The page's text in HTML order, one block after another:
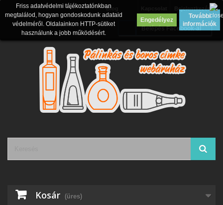
Bejelentkezés
Blog
Belépés Facebook-al
Kosár (üres)
Friss adatvédelmi tájékoztatónkban
megtalálod, hogyan gondoskodunk adataid
védelméről. Oldalainkon HTTP-sütiket
használunk a jobb működésért.
Engedélyez
További
információk